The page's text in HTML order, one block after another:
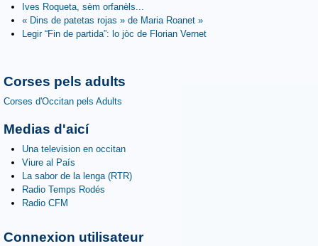
Ives Roqueta, sèm orfanèls...
« Dins de patetas rojas » de Maria Roanet »
Legir “Fin de partida”: lo jòc de Florian Vernet
Corses pels adults
Corses d'Occitan pels Adults
Medias d'aicí
Una television en occitan
Viure al País
La sabor de la lenga (RTR)
Radio Temps Rodés
Radio CFM
Connexion utilisateur